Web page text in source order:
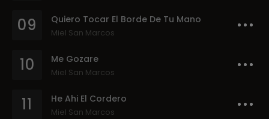
09 Quiero Tocar El Borde De Tu Mano
Miel San Marcos
10 Me Gozare
Miel San Marcos
11 He Ahi El Cordero
Miel San Marcos